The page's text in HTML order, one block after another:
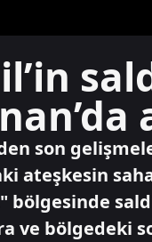
son
ateşkesin
bölgesinde
ve bölgedeki